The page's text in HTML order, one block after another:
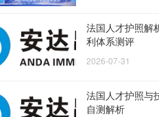
法国人才护照解
利体系测评
2026-07-31
法国人才护照与
自测解析